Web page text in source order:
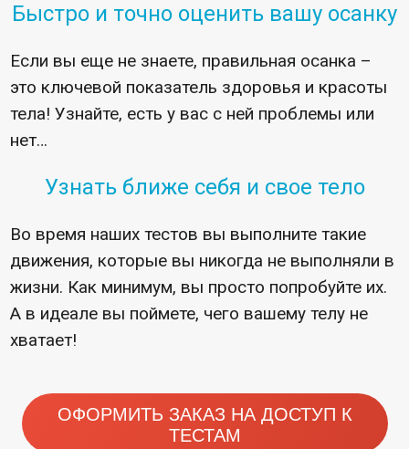
Быстро и точно оценить вашу осанку
Если вы еще не знаете, правильная осанка –
это ключевой показатель здоровья и красоты
тела! Узнайте, есть у вас с ней проблемы или
нет…
Узнать ближе себя и свое тело
Во время наших тестов вы выполните такие
движения, которые вы никогда не выполняли в
жизни. Как минимум, вы просто попробуйте их.
А в идеале вы поймете, чего вашему телу не
хватает!
ОФОРМИТЬ ЗАКАЗ НА ДОСТУП К
ТЕСТАМ